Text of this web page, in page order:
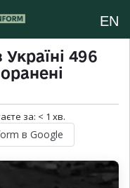
EN
496
за: < 1 хв.
в Google